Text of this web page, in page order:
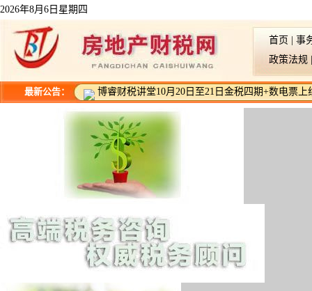
2026年8月6日星期四
首页
事
政策法规
最新公告： 博睿财税讲堂10月20日至21日金税四期+数电票